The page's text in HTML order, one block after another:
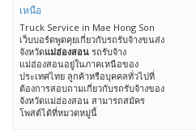
เหนือ
Truck Service in Mae Hong Son
เว็บบอร์ดพูดคุยเกี่ยวกับรถรับจ้างขนส่ง
จังหวัดแม่ฮ่องสอน รถรับจ้าง
แม่ฮ่องสอนอยู่ในภาคเหนือของ
ประเทศไทย ลูกค้าหรือบุคคลทั่วไปที่
ต้องการสอบถามเกี่ยวกับรถรับจ้างของ
จังหวัดแม่ฮ่องสอน สามารถสมัคร
โพสต์ได้ที่หมวดหมู่นี้